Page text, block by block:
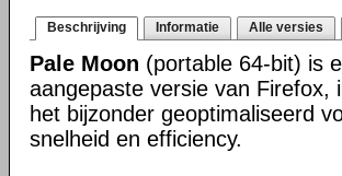
Beschrijving Informatie Alle versies
Pale Moon (portable 64-bit) is
aangepaste versie van Firefox,
het bijzonder geoptimaliseerd
snelheid en efficiency.